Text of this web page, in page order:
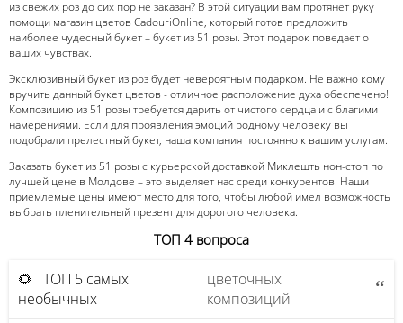
из свежих роз до сих пор не заказан? В этой ситуации вам протянет руку
помощи магазин цветов CadouriOnline, который готов предложить
наиболее чудесный букет – букет из 51 розы. Этот подарок поведает о
ваших чувствах.
Эксклюзивный букет из роз будет невероятным подарком. Не важно кому
вручить данный букет цветов - отличное расположение духа обеспечено!
Композицию из 51 розы требуется дарить от чистого сердца и с благими
намерениями. Если для проявления эмоций родному человеку вы
подобрали прелестный букет, наша компания постоянно к вашим услугам.
Заказать букет из 51 розы с курьерской доставкой Миклешть нон-стоп по
лучшей цене в Молдове – это выделяет нас среди конкурентов. Наши
приемлемые цены имеют место для того, чтобы любой имел возможность
выбрать пленительный презент для дорогого человека.
ТОП 4 вопроса
🌻 ТОП 5 самых
необычных
цветочных
композиций